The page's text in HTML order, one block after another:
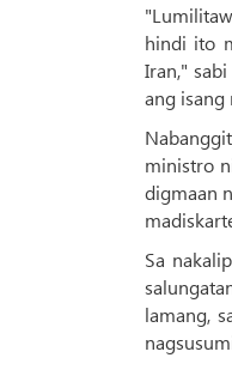
hindi ito
Iran,"
ang isang
ministro
digmaan
Sa
lamang,